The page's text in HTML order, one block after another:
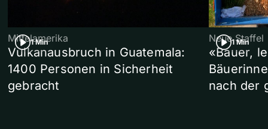
1 Min
Mittelamerika
Vulkanausbruch in Guatemala:
1400 Personen in Sicherheit
gebracht
1 Min
Neue Staffel
«Bauer,
nach der